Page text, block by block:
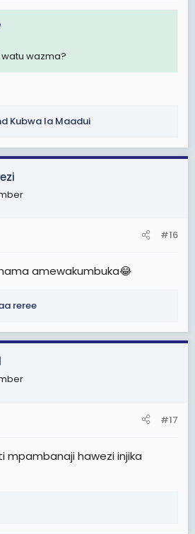
wazma?
Kubwa la Maadui
#16
amewakumbuka😂
reree
#17
mpambanaji hawezi injika